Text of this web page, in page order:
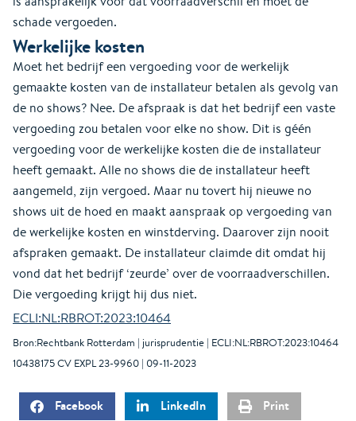
schade vergoeden.
Werkelijke kosten
Moet het bedrijf een vergoeding voor de werkelijk
gemaakte kosten van de installateur betalen als gevolg van
de no shows? Nee. De afspraak is dat het bedrijf een vaste
vergoeding zou betalen voor elke no show. Dit is géén
vergoeding voor de werkelijke kosten die de installateur
heeft gemaakt. Alle no shows die de installateur heeft
aangemeld, zijn vergoed. Maar nu tovert hij nieuwe no
shows uit de hoed en maakt aanspraak op vergoeding van
de werkelijke kosten en winstderving. Daarover zijn nooit
afspraken gemaakt. De installateur claimde dit omdat hij
vond dat het bedrijf ‘zeurde’ over de voorraadverschillen.
Die vergoeding krijgt hij dus niet.
ECLI:NL:RBROT:2023:10464
Bron:Rechtbank Rotterdam | jurisprudentie | ECLI:NL:RBROT:2023:10464
10438175 CV EXPL 23-9960 | 09-11-2023
Facebook LinkedIn Print